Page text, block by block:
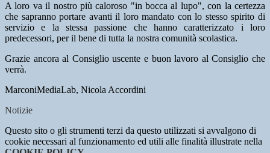
A loro va il nostro più caloroso "in bocca al lupo", con la certezza
che sapranno portare avanti il loro mandato con lo stesso spirito di
servizio e la stessa passione che hanno caratterizzato i loro
predecessori, per il bene di tutta la nostra comunità scolastica.
Grazie ancora al Consiglio uscente e buon lavoro al Consiglio che
verrà.
MarconiMediaLab, Nicola Accordini
Notizie
Questo sito o gli strumenti terzi da questo utilizzati si avvalgono di
cookie necessari al funzionamento ed utili alle finalità illustrate nella